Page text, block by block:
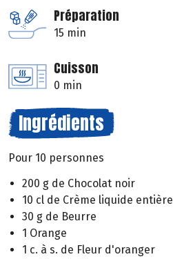
Préparation
15 min
Cuisson
0 min
Ingrédients
Pour 10 personnes
200 g de Chocolat noir
10 cl de Crème liquide entière
30 g de Beurre
1 Orange
1 c. à s. de Fleur d'oranger